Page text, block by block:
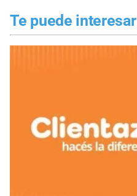
Te puede interesar